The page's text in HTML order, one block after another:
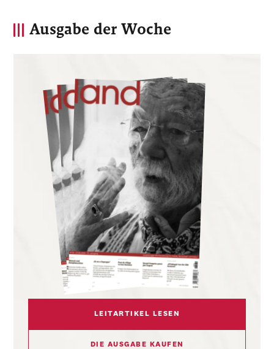
Ausgabe der Woche
LEITARTIKEL LESEN
DIE AUSGABE KAUFEN